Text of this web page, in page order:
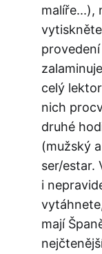
malíře...),
celý
nich
druhé
(mužský
ser/estar.
i
mají